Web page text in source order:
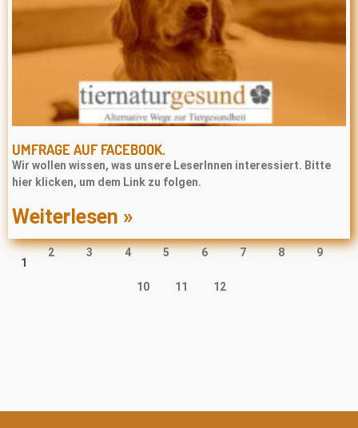
UMFRAGE AUF FACEBOOK.
Wir wollen wissen, was unsere LeserInnen interessiert. Bitte
hier klicken, um dem Link zu folgen.
Weiterlesen »
1
2 3 4 5 6 7 8 9
10 11 12